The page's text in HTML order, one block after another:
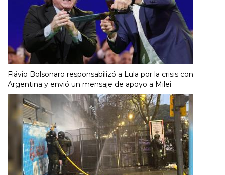
Flávio Bolsonaro responsabilizó a Lula por la crisis con
Argentina y envió un mensaje de apoyo a Milei